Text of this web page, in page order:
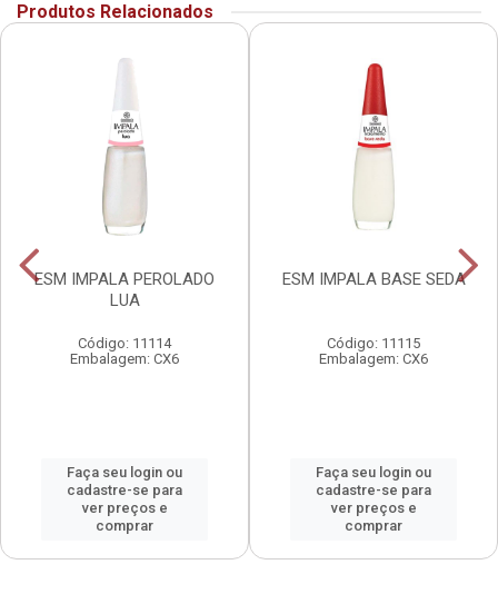
Produtos Relacionados
ESM IMPALA PEROLADO
LUA
Código: 11114
Embalagem: CX6
Faça seu login ou
cadastre-se para
ver preços e
comprar
ESM IMPALA BASE SEDA
Código: 11115
Embalagem: CX6
Faça seu login ou
cadastre-se para
ver preços e
comprar